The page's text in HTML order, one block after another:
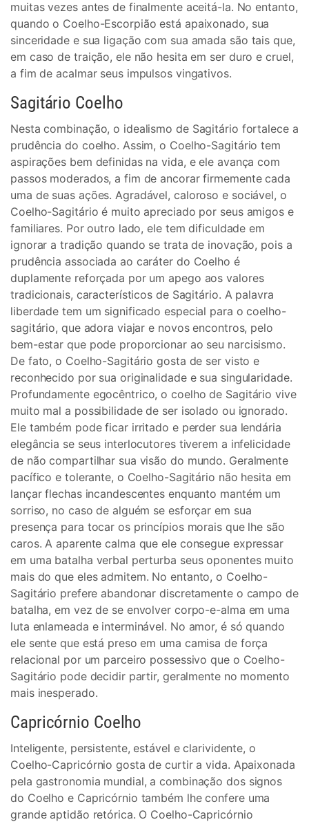
muitas vezes antes de finalmente aceitá-la. No entanto,
quando o Coelho-Escorpião está apaixonado, sua
sinceridade e sua ligação com sua amada são tais que,
em caso de traição, ele não hesita em ser duro e cruel,
a fim de acalmar seus impulsos vingativos.
Sagitário Coelho
Nesta combinação, o idealismo de Sagitário fortalece a
prudência do coelho. Assim, o Coelho-Sagitário tem
aspirações bem definidas na vida, e ele avança com
passos moderados, a fim de ancorar firmemente cada
uma de suas ações. Agradável, caloroso e sociável, o
Coelho-Sagitário é muito apreciado por seus amigos e
familiares. Por outro lado, ele tem dificuldade em
ignorar a tradição quando se trata de inovação, pois a
prudência associada ao caráter do Coelho é
duplamente reforçada por um apego aos valores
tradicionais, característicos de Sagitário. A palavra
liberdade tem um significado especial para o coelho-
sagitário, que adora viajar e novos encontros, pelo
bem-estar que pode proporcionar ao seu narcisismo.
De fato, o Coelho-Sagitário gosta de ser visto e
reconhecido por sua originalidade e sua singularidade.
Profundamente egocêntrico, o coelho de Sagitário vive
muito mal a possibilidade de ser isolado ou ignorado.
Ele também pode ficar irritado e perder sua lendária
elegância se seus interlocutores tiverem a infelicidade
de não compartilhar sua visão do mundo. Geralmente
pacífico e tolerante, o Coelho-Sagitário não hesita em
lançar flechas incandescentes enquanto mantém um
sorriso, no caso de alguém se esforçar em sua
presença para tocar os princípios morais que lhe são
caros. A aparente calma que ele consegue expressar
em uma batalha verbal perturba seus oponentes muito
mais do que eles admitem. No entanto, o Coelho-
Sagitário prefere abandonar discretamente o campo de
batalha, em vez de se envolver corpo-e-alma em uma
luta enlameada e interminável. No amor, é só quando
ele sente que está preso em uma camisa de força
relacional por um parceiro possessivo que o Coelho-
Sagitário pode decidir partir, geralmente no momento
mais inesperado.
Capricórnio Coelho
Inteligente, persistente, estável e clarividente, o
Coelho-Capricórnio gosta de curtir a vida. Apaixonada
pela gastronomia mundial, a combinação dos signos
do Coelho e Capricórnio também lhe confere uma
grande aptidão retórica. O Coelho-Capricórnio